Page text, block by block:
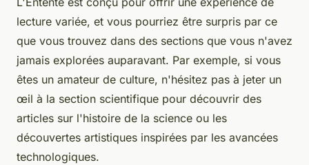
lecture variée, et vous pourriez être surpris par ce
que vous trouvez dans des sections que vous n'avez
jamais explorées auparavant. Par exemple, si vous
êtes un amateur de culture, n'hésitez pas à jeter un
œil à la section scientifique pour découvrir des
articles sur l'histoire de la science ou les
découvertes artistiques inspirées par les avancées
technologiques.